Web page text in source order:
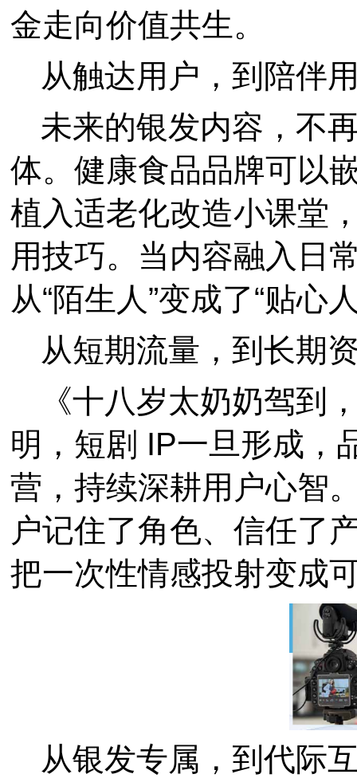
金走向价值共生。
从触达用户，到陪伴
未来的银发内容，不
体。健康食品品牌可以
植入适老化改造小课堂
用技巧。当内容融入日
从“陌生人”变成了“贴心
从短期流量，到长期
《十八岁太奶奶驾到
明，短剧 IP一旦形成，
营，持续深耕用户心智
户记住了角色、信任了
把一次性情感投射变成
从银发专属，到代际